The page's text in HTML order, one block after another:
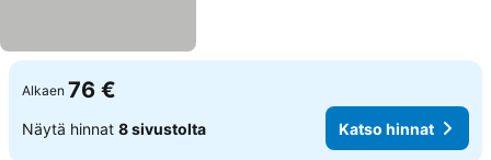
Alkaen 76 €
Näytä hinnat 8 sivustolta Katso hinnat